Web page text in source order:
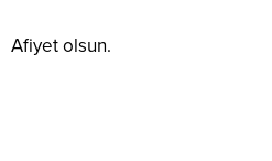
Afiyet olsun.